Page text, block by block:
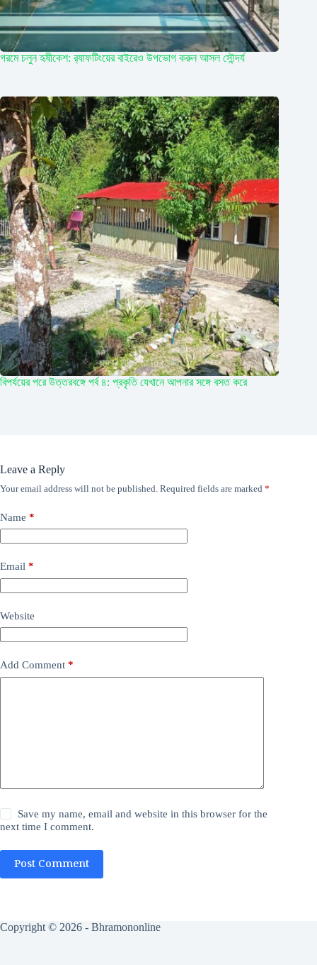
গরমে চলুন হৃষীকেশ: র‍্যাফটিংয়ের বাইরেও উপভোগ করুন আসল সৌন্দর্য
বিপর্যয়ের পরে উত্তরবঙ্গে পর্ব ৪: প্রকৃতি যেখানে আপনার সঙ্গে বসত করে
Leave a Reply
Your email address will not be published. Required fields are marked *
Name *
Email *
Website
Add Comment *
Save my name, email and website in this browser for the
next time I comment.
Post Comment
Copyright © 2026 - Bhramononline